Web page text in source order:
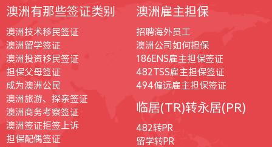
澳洲有那些签证类别
澳洲技术移民签证
澳洲留学签证
澳洲投资移民签证
担保父母签证
成为澳洲公民
澳洲旅游、探亲签证
澳洲商务考察签证
澳洲签证拒签上诉
担保配偶签证
澳洲雇主担保
招聘海外员工
澳洲公司如何担保
186ENS雇主担保签证
482TSS雇主担保签证
494偏远雇主担保签证
临居(TR)转永居(PR)
482转PR
留学转PR